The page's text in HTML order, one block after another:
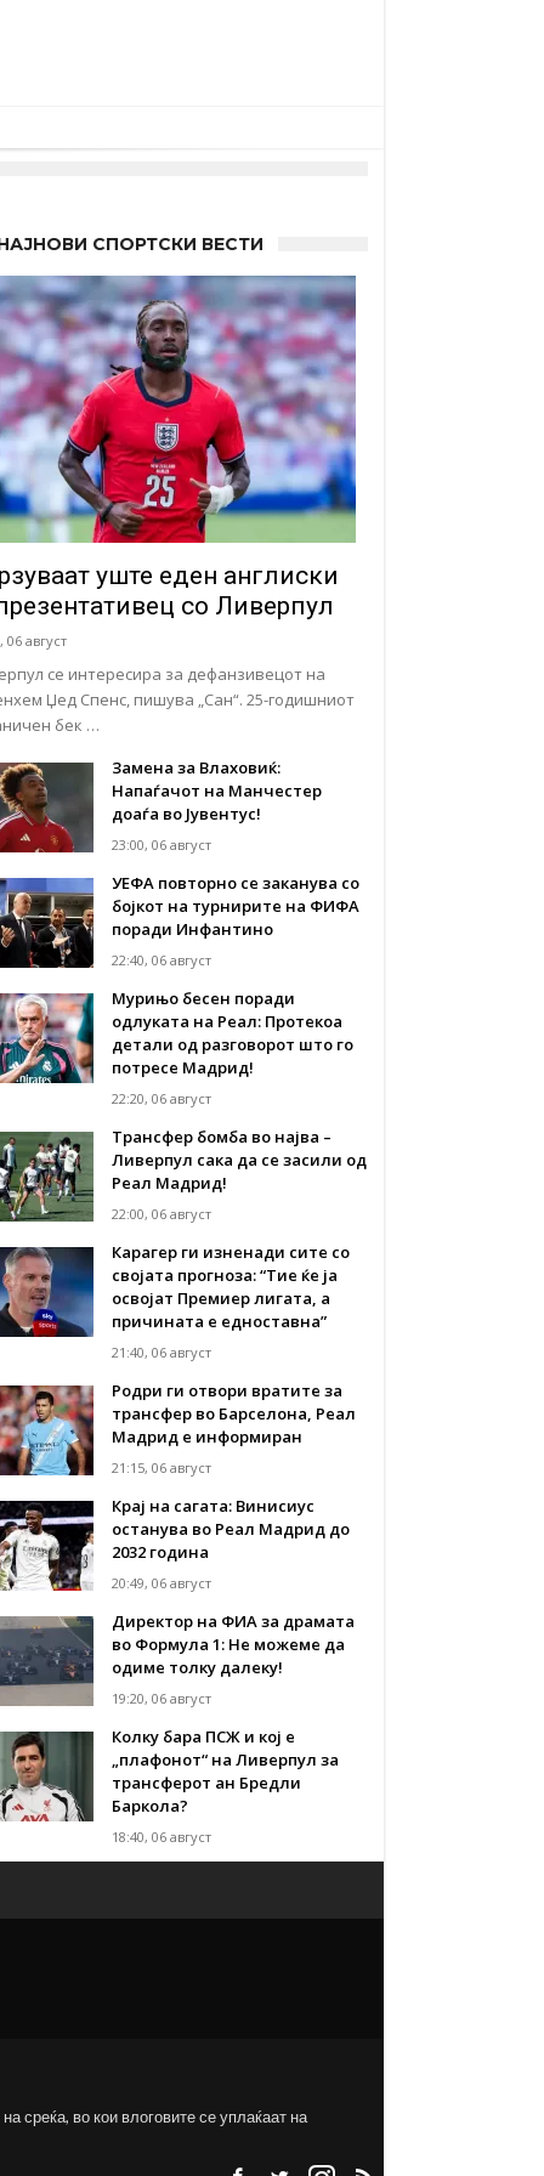
СПОРТСКИ ВЕСТИ
уште еден англиски
со Ливерпул
06 август
се интересира за дефанзивецот на
Џед Спенс, пишува „Сан“. 25-годишниот
бек …
Замена за Влаховиќ:
Напаѓачот на Манчестер
доаѓа во Јувентус!
23:00, 06 август
УЕФА повторно се заканува со
бојкот на турнирите на ФИФА
поради Инфантино
22:40, 06 август
Мурињо бесен поради
одлуката на Реал: Протекоа
детали од разговорот што го
потресе Мадрид!
22:20, 06 август
Трансфер бомба во најва –
Ливерпул сака да се засили од
Реал Мадрид!
22:00, 06 август
Карагер ги изненади сите со
својата прогноза: “Тие ќе ја
освојат Премиер лигата, а
причината е едноставна”
21:40, 06 август
Родри ги отвори вратите за
трансфер во Барселона, Реал
Мадрид е информиран
21:15, 06 август
Крај на сагата: Винисиус
останува во Реал Мадрид до
2032 година
20:49, 06 август
Директор на ФИА за драмата
во Формула 1: Не можеме да
одиме толку далеку!
19:20, 06 август
Колку бара ПСЖ и кој е
„плафонот“ на Ливерпул за
трансферот ан Бредли
Баркола?
18:40, 06 август
среќа, во кои влоговите се уплаќаат на